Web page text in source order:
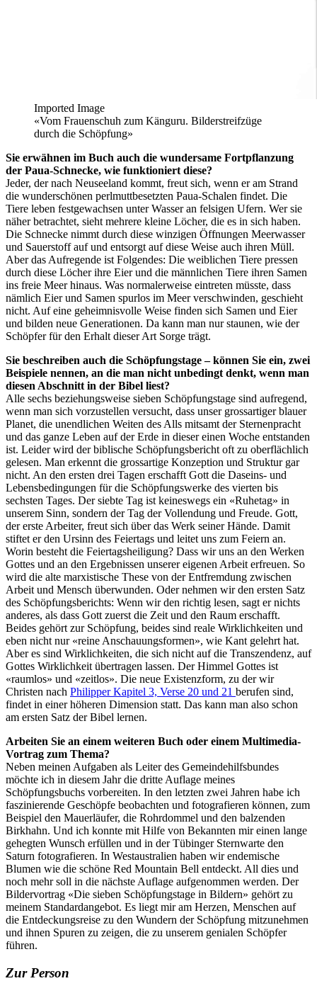
Imported Image
«Vom Frauenschuh zum Känguru. Bilderstreifzüge
durch die Schöpfung»
Sie erwähnen im Buch auch die wundersame Fortpflanzung
der Paua-Schnecke, wie funktioniert diese?
Jeder, der nach Neuseeland kommt, freut sich, wenn er am Strand
die wunderschönen perlmuttbesetzten Paua-Schalen findet. Die
Tiere leben festgewachsen unter Wasser an felsigen Ufern. Wer sie
näher betrachtet, sieht mehrere kleine Löcher, die es in sich haben.
Die Schnecke nimmt durch diese winzigen Öffnungen Meerwasser
und Sauerstoff auf und entsorgt auf diese Weise auch ihren Müll.
Aber das Aufregende ist Folgendes: Die weiblichen Tiere pressen
durch diese Löcher ihre Eier und die männlichen Tiere ihren Samen
ins freie Meer hinaus. Was normalerweise eintreten müsste, dass
nämlich Eier und Samen spurlos im Meer verschwinden, geschieht
nicht. Auf eine geheimnisvolle Weise finden sich Samen und Eier
und bilden neue Generationen. Da kann man nur staunen, wie der
Schöpfer für den Erhalt dieser Art Sorge trägt.
Sie beschreiben auch die Schöpfungstage – können Sie ein, zwei
Beispiele nennen, an die man nicht unbedingt denkt, wenn man
diesen Abschnitt in der Bibel liest?
Alle sechs beziehungsweise sieben Schöpfungstage sind aufregend,
wenn man sich vorzustellen versucht, dass unser grossartiger blauer
Planet, die unendlichen Weiten des Alls mitsamt der Sternenpracht
und das ganze Leben auf der Erde in dieser einen Woche entstanden
ist. Leider wird der biblische Schöpfungsbericht oft zu oberflächlich
gelesen. Man erkennt die grossartige Konzeption und Struktur gar
nicht. An den ersten drei Tagen erschafft Gott die Daseins- und
Lebensbedingungen für die Schöpfungswerke des vierten bis
sechsten Tages. Der siebte Tag ist keineswegs ein «Ruhetag» in
unserem Sinn, sondern der Tag der Vollendung und Freude. Gott,
der erste Arbeiter, freut sich über das Werk seiner Hände. Damit
stiftet er den Ursinn des Feiertags und leitet uns zum Feiern an.
Worin besteht die Feiertagsheiligung? Dass wir uns an den Werken
Gottes und an den Ergebnissen unserer eigenen Arbeit erfreuen. So
wird die alte marxistische These von der Entfremdung zwischen
Arbeit und Mensch überwunden. Oder nehmen wir den ersten Satz
des Schöpfungsberichts: Wenn wir den richtig lesen, sagt er nichts
anderes, als dass Gott zuerst die Zeit und den Raum erschafft.
Beides gehört zur Schöpfung, beides sind reale Wirklichkeiten und
eben nicht nur «reine Anschauungsformen», wie Kant gelehrt hat.
Aber es sind Wirklichkeiten, die sich nicht auf die Transzendenz, auf
Gottes Wirklichkeit übertragen lassen. Der Himmel Gottes ist
«raumlos» und «zeitlos». Die neue Existenzform, zu der wir
Christen nach Philipper Kapitel 3, Verse 20 und 21 berufen sind,
findet in einer höheren Dimension statt. Das kann man also schon
am ersten Satz der Bibel lernen.
Arbeiten Sie an einem weiteren Buch oder einem Multimedia-
Vortrag zum Thema?
Neben meinen Aufgaben als Leiter des Gemeindehilfsbundes
möchte ich in diesem Jahr die dritte Auflage meines
Schöpfungsbuchs vorbereiten. In den letzten zwei Jahren habe ich
faszinierende Geschöpfe beobachten und fotografieren können, zum
Beispiel den Mauerläufer, die Rohrdommel und den balzenden
Birkhahn. Und ich konnte mit Hilfe von Bekannten mir einen lange
gehegten Wunsch erfüllen und in der Tübinger Sternwarte den
Saturn fotografieren. In Westaustralien haben wir endemische
Blumen wie die schöne Red Mountain Bell entdeckt. All dies und
noch mehr soll in die nächste Auflage aufgenommen werden. Der
Bildervortrag «Die sieben Schöpfungstage in Bildern» gehört zu
meinem Standardangebot. Es liegt mir am Herzen, Menschen auf
die Entdeckungsreise zu den Wundern der Schöpfung mitzunehmen
und ihnen Spuren zu zeigen, die zu unserem genialen Schöpfer
führen.
Zur Person